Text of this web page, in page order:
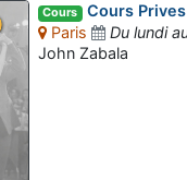
Cours Cours
Paris
Du lundi
John Zabala